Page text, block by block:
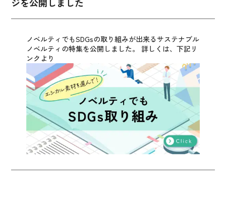
ノベルティでもSDGsの取り組みが出来るサステナブル
ノベルティの特集を公開しました。
詳しくは、下記リ
ンクより